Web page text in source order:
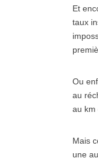
Et
taux
Ou
au
au km
Mais
une